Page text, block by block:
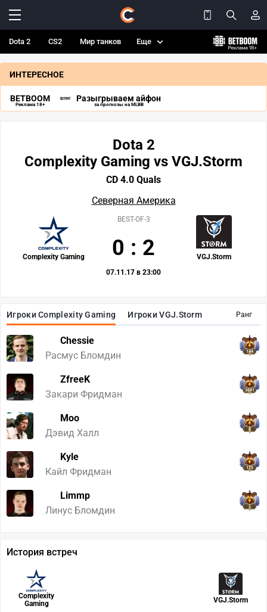
Dota 2 CS2 Мир танков Еще
ИНТЕРЕСНОЕ
BETBOOM
Реклама 18+
Разыгрываем айфон
за прогнозы на MLBB
Ранг
Игроки Complexity Gaming Игроки VGJ.Storm
Chessie
Расмус Бломдин
144
ZfreeK
Закари Фридман
3691
Moo
Дэвид Халл
8
Kyle
Кайл Фридман
175
Limmp
Линус Бломдин
1
Dota 2
Complexity Gaming vs VGJ.Storm
CD 4.0 Quals
Северная Америка
Complexity Gaming VGJ.Storm
BEST-OF-3
0 : 2
07.11.17 в 23:00
История встреч
Complexity
Gaming
VGJ.Storm